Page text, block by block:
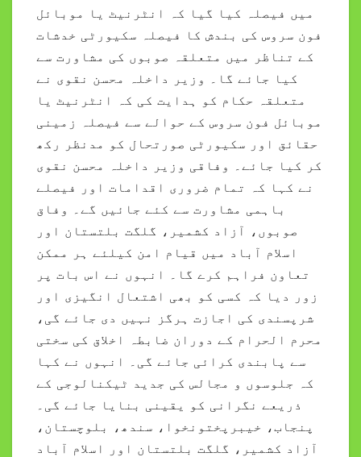
میں فیصلہ کیا گیا کہ انٹرنیٹ یا موبائل
فون سروس کی بندش کا فیصلہ سکیورٹی خدشات
کے تناظر میں متعلقہ صوبوں کی مشاورت سے
کیا جائے گا۔ وزیر داخلہ محسن نقوی نے
متعلقہ حکام کو ہدایت کی کہ انٹرنیٹ یا
موبائل فون سروس کے حوالے سے فیصلہ زمینی
حقائق اور سکیورٹی صورتحال کو مدنظر رکھ
کر کیا جائے۔ وفاقی وزیر داخلہ محسن نقوی
نے کہا کہ تمام ضروری اقدامات اور فیصلے
باہمی مشاورت سے کئے جائیں گے۔ وفاق
صوبوں، آزاد کشمیر، گلگت بلتستان اور
اسلام آباد میں قیام امن کیلئے ہر ممکن
تعاون فراہم کرے گا۔ انہوں نے اس بات پر
زور دیا کہ کسی کو بھی اشتعال انگیزی اور
شرپسندی کی اجازت ہرگز نہیں دی جائے گی،
محرم الحرام کے دوران ضابطہ اخلاق کی سختی
سے پابندی کرائی جائے گی۔ انہوں نے کہا
کہ جلوسوں و مجالس کی جدید ٹیکنالوجی کے
ذریعے نگرانی کو یقینی بنایا جائے گی۔
پنجاب، خیبرپختونخوا، سندھ، بلوچستان،
آزاد کشمیر، گلگت بلتستان اور اسلام آباد